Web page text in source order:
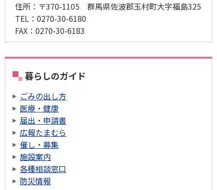
住所：〒370-1105 群馬県佐波郡玉村町大字福島325
TEL：0270-30-6180
FAX：0270-30-6183
暮らしのガイド
ごみの出し方
医療・健康
届出・申請書
広報たまむら
催し・募集
施設案内
各種相談窓口
防災情報